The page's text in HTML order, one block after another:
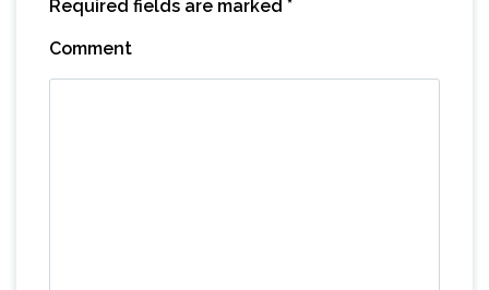
Required fields are marked *
Comment